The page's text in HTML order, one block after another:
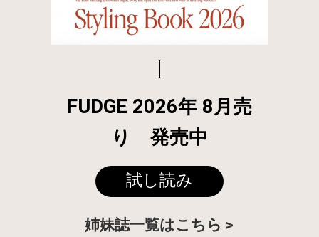
FUDGE 2026年 8月売
り 発売中
試し読み
姉妹誌一覧はこちら